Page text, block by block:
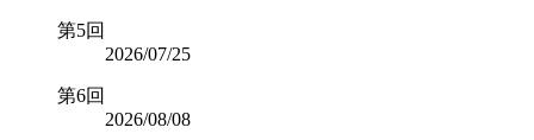
第5回
2026/07/25
第6回
2026/08/08